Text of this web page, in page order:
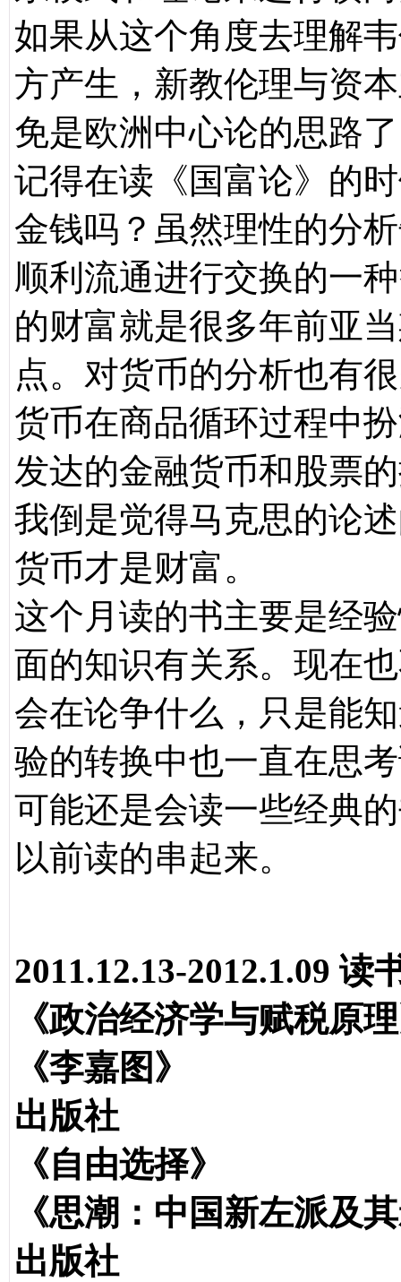
如果从这个角度去理解
方产生，新教伦理与资
免是欧洲中心论的思路
记得在读《国富论》的
金钱吗？虽然理性的分
顺利流通进行交换的一
的财富就是很多年前亚
点。对货币的分析也有
货币在商品循环过程中
发达的金融货币和股票
我倒是觉得马克思的论
货币才是财富。
这个月读的书主要是经
面的知识有关系。现在
会在论争什么，只是能
验的转换中也一直在思
可能还是会读一些经典
以前读的串起来。
2011.12.13-2012.1.09 读
《政治经济学与赋税
《李嘉图》
出版社
《自由选择》
《思潮：中国新左派及
出版社